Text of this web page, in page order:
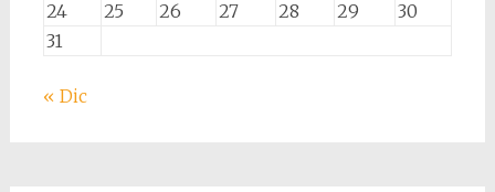
24
25 26 27 28 29
30
31
« Dic